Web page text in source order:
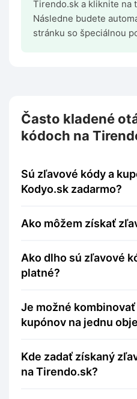
Tirendo.sk a kliknite na
Následne budete
stránku so špeciálnou
Často kladené
kódoch na
Sú zľavové kódy a kupóny dostupné na
Kodyo.sk zadarmo?
Ako môžem získať
Ako dlho sú zľavové kódy a kupóny
platné?
Je možné kombinovať viac zľavových
kupónov na jednu
Kde zadať získaný zľavový kód pri nákupe
na Tirendo.sk?